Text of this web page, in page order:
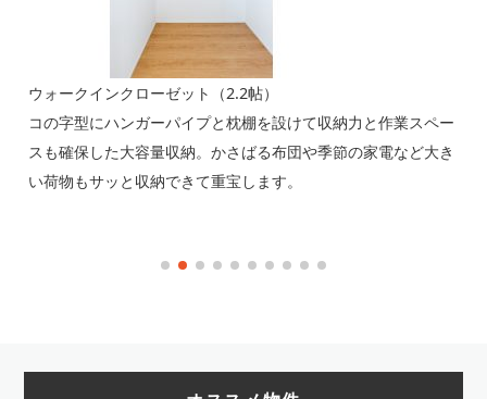
ウォークインクローゼット（2.2帖）
コの字型にハンガーパイプと枕棚を設けて収納力と作業スペー
スも確保した大容量収納。かさばる布団や季節の家電など大き
い荷物もサッと収納できて重宝します。